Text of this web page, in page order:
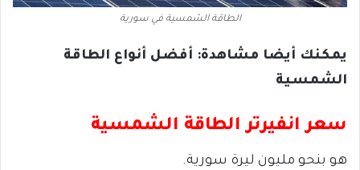
الطاقة الشمسية في سورية
يمكنك أيضا مشاهدة: أفضل أنواع الطاقة
الشمسية
سعر انفيرتر الطاقة الشمسية
هو بنحو مليون ليرة سورية.